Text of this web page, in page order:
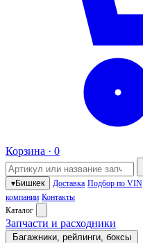
Корзина · 0
▾Бишкек Доставка Подбор по VIN
компании Контакты
Каталог
Запчасти и расходники
Багажники, рейлинги, боксы